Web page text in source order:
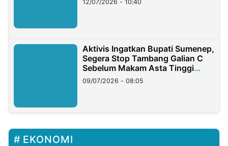
12/07/2026 - 10:40
Aktivis Ingatkan Bupati Sumenep,
Segera Stop Tambang Galian C
Sebelum Makam Asta Tinggi
Longsor
09/07/2026 - 08:05
EKONOMI